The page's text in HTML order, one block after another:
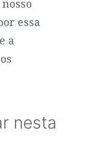
essa
a
nesta